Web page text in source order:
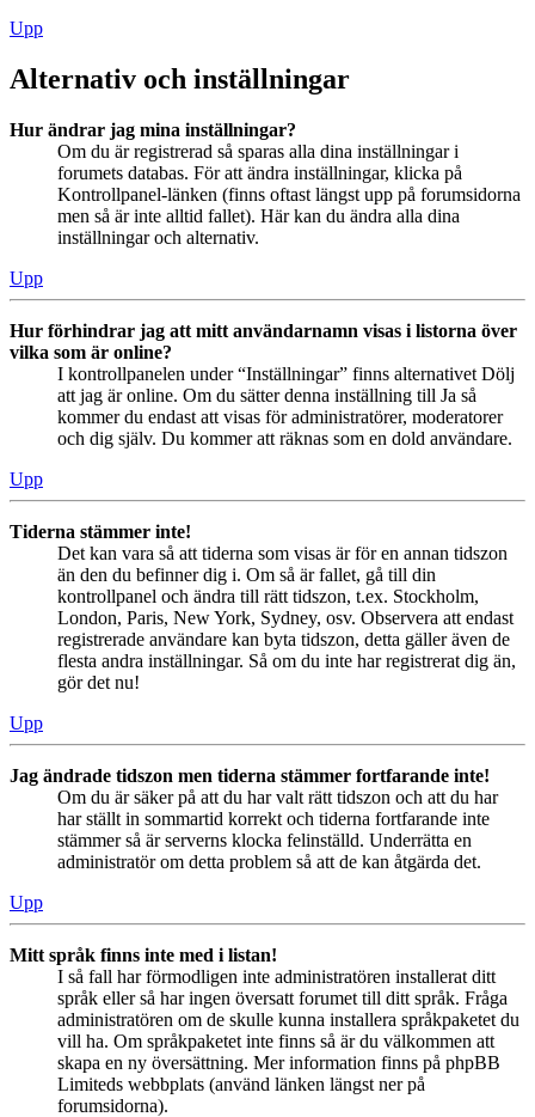
Upp
Alternativ och inställningar
Hur ändrar jag mina inställningar?
Om du är registrerad så sparas alla dina inställningar i
forumets databas. För att ändra inställningar, klicka på
Kontrollpanel-länken (finns oftast längst upp på forumsidorna
men så är inte alltid fallet). Här kan du ändra alla dina
inställningar och alternativ.
Upp
Hur förhindrar jag att mitt användarnamn visas i listorna över
vilka som är online?
I kontrollpanelen under “Inställningar” finns alternativet Dölj
att jag är online. Om du sätter denna inställning till Ja så
kommer du endast att visas för administratörer, moderatorer
och dig själv. Du kommer att räknas som en dold användare.
Upp
Tiderna stämmer inte!
Det kan vara så att tiderna som visas är för en annan tidszon
än den du befinner dig i. Om så är fallet, gå till din
kontrollpanel och ändra till rätt tidszon, t.ex. Stockholm,
London, Paris, New York, Sydney, osv. Observera att endast
registrerade användare kan byta tidszon, detta gäller även de
flesta andra inställningar. Så om du inte har registrerat dig än,
gör det nu!
Upp
Jag ändrade tidszon men tiderna stämmer fortfarande inte!
Om du är säker på att du har valt rätt tidszon och att du har
har ställt in sommartid korrekt och tiderna fortfarande inte
stämmer så är serverns klocka felinställd. Underrätta en
administratör om detta problem så att de kan åtgärda det.
Upp
Mitt språk finns inte med i listan!
I så fall har förmodligen inte administratören installerat ditt
språk eller så har ingen översatt forumet till ditt språk. Fråga
administratören om de skulle kunna installera språkpaketet du
vill ha. Om språkpaketet inte finns så är du välkommen att
skapa en ny översättning. Mer information finns på phpBB
Limiteds webbplats (använd länken längst ner på
forumsidorna).